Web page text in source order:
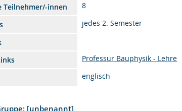
Teilnehmer/-innen
8
jedes 2. Semester
Professur Bauphysik - Lehre
englisch
[unbenannt]